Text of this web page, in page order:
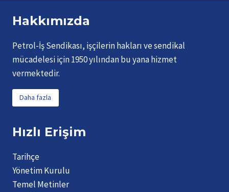
Hakkımızda
Petrol-İş Sendikası, işçilerin hakları ve sendikal
mücadelesi için 1950 yılından bu yana hizmet
vermektedir.
Daha fazla
Hızlı Erişim
Tarihçe
Yönetim Kurulu
Temel Metinler